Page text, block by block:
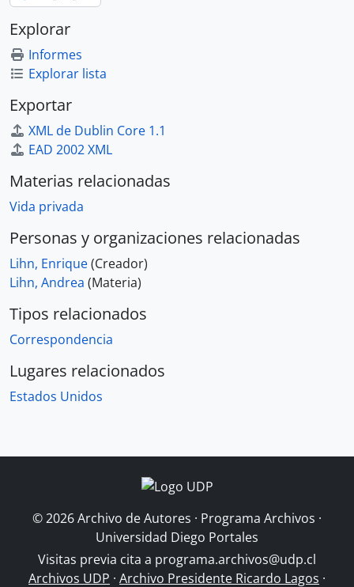
Explorar
Informes
Explorar lista
Exportar
XML de Dublin Core 1.1
EAD 2002 XML
Materias relacionadas
Vida privada
Personas y organizaciones relacionadas
Lihn, Enrique(Creador)
Lihn, Andrea (Materia)
Tipos relacionados
Correspondencia
Lugares relacionados
Estados Unidos
© 2026 Archivo de Autores · Programa Archivos ·
Universidad Diego Portales
Visitas previa cita a programa.archivos@udp.cl
Archivos UDP · Archivo Presidente Ricardo Lagos ·